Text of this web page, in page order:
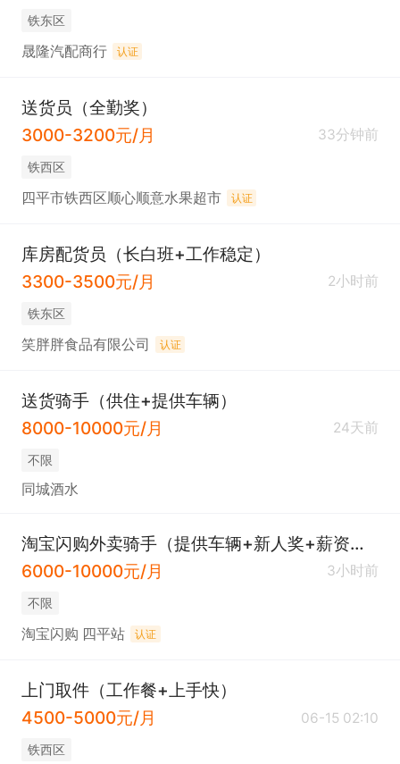
铁东区
晟隆汽配商行 认证
送货员（全勤奖）
3000-3200元/月
33分钟前
铁西区
四平市铁西区顺心顺意水果超市 认证
库房配货员（长白班+工作稳定）
3300-3500元/月
2小时前
铁东区
笑胖胖食品有限公司 认证
送货骑手（供住+提供车辆）
8000-10000元/月
24天前
不限
同城酒水
淘宝闪购外卖骑手（提供车辆+新人奖+薪资可观+单量充足）
6000-10000元/月
3小时前
不限
淘宝闪购 四平站 认证
上门取件（工作餐+上手快）
4500-5000元/月
06-15 02:10
铁西区